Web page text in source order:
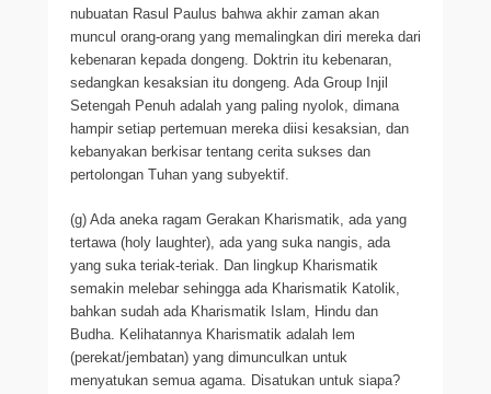
nubuatan Rasul Paulus bahwa akhir zaman akan
muncul orang-orang yang memalingkan diri mereka dari
kebenaran kepada dongeng. Doktrin itu kebenaran,
sedangkan kesaksian itu dongeng. Ada Group Injil
Setengah Penuh adalah yang paling nyolok, dimana
hampir setiap pertemuan mereka diisi kesaksian, dan
kebanyakan berkisar tentang cerita sukses dan
pertolongan Tuhan yang subyektif.
(g) Ada aneka ragam Gerakan Kharismatik, ada yang
tertawa (holy laughter), ada yang suka nangis, ada
yang suka teriak-teriak. Dan lingkup Kharismatik
semakin melebar sehingga ada Kharismatik Katolik,
bahkan sudah ada Kharismatik Islam, Hindu dan
Budha. Kelihatannya Kharismatik adalah lem
(perekat/jembatan) yang dimunculkan untuk
menyatukan semua agama. Disatukan untuk siapa?